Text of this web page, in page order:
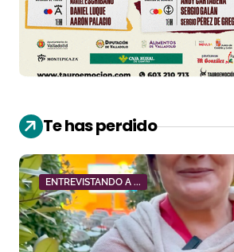
Te has perdido
ENTREVISTANDO A ...